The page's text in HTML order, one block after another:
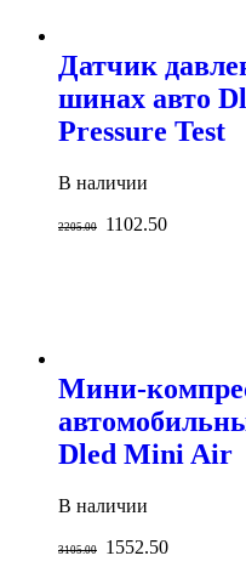
Датчик
шинах авто
Pressure Test
В наличии
2205.00 1102.50
Мини-
Dled Mini Air
В наличии
3105.00 1552.50